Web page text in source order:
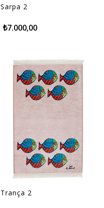
Sarpa 2
₺7.000,00
Trança 2